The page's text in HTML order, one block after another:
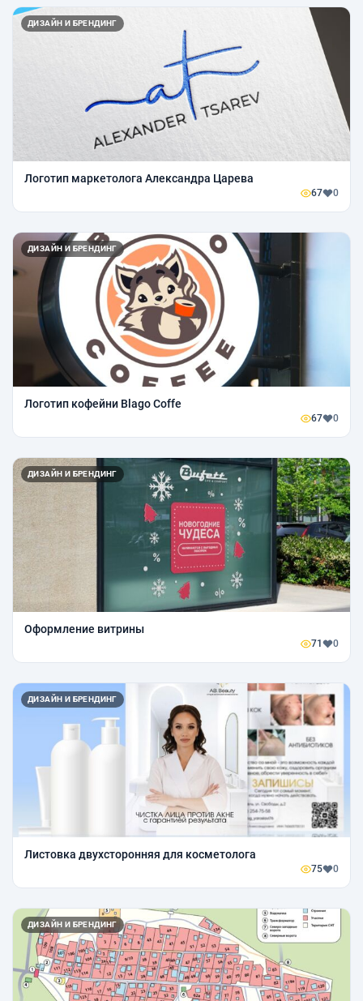
ДИЗАЙН И БРЕНДИНГ
Логотип маркетолога Александра Царева
67 0
ДИЗАЙН И БРЕНДИНГ
Логотип кофейни Blago Coffe
67 0
ДИЗАЙН И БРЕНДИНГ
Оформление витрины
71 0
ДИЗАЙН И БРЕНДИНГ
Листовка двухсторонняя для косметолога
75 0
ДИЗАЙН И БРЕНДИНГ